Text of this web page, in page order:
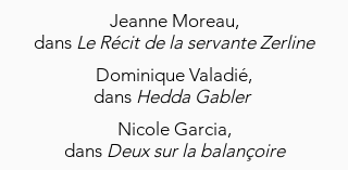
Jeanne Moreau,
dans Le Récit de la servante Zerline
Dominique Valadié,
dans Hedda Gabler
Nicole Garcia,
dans Deux sur la balançoire